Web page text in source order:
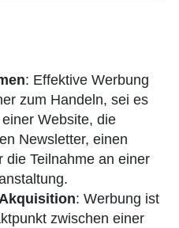
: Effektive Werbung
zum Handeln, sei es
Website, die
Newsletter, einen
die Teilnahme an einer
: Werbung ist
zwischen einer